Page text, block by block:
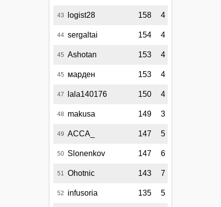
43 logist28 158 4
44 sergaltai 154 4
45 Ashotan 153 4
45 марден 153 4
47 lala140176 150 4
48 makusa 149 3
49 АССА_ 147 5
50 Slonenkov 147 6
51 Ohotnic 143 7
52 infusoria 135 5